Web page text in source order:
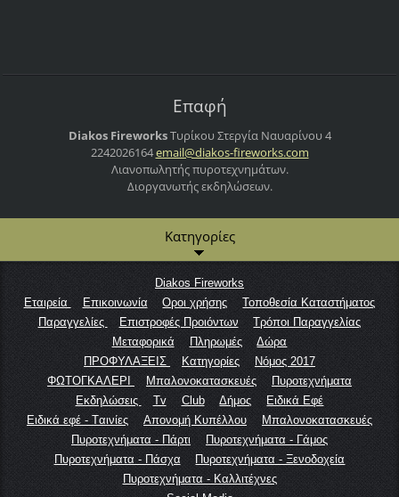
Επαφή
Diakos FireworksΤυρίκου Στεργία Ναυαρίνου 4
2242026164email@diakos-fireworks.com
Λιανοπωλητής πυροτεχνημάτων.
Διοργανωτής εκδηλώσεων.
Κατηγορίες
Diakos Fireworks
Εταιρεία
Επικοινωνία Οροι χρήσης
Τοποθεσία Καταστήματος
Παραγγελίες
Επιστροφές Προιόντων
Τρόποι Παραγγελίας
Μεταφορικά
Πληρωμές
Δώρα
ΠΡΟΦΥΛΑΞΕΙΣ
Κατηγορίες
Νόμος 2017
ΦΩΤΟΓΚΑΛΕΡΙ
Μπαλονοκατασκευές
Πυροτεχνήματα
Εκδηλώσεις
Tv Club Δήμος
Ειδικά Εφέ
Ειδικά εφέ - Tαινίες
Απονομή Κυπέλλου
Μπαλονοκατασκευές
Πυροτεχνήματα - Πάρτι
Πυροτεχνήματα - Γάμος
Πυροτεχνήματα - Πάσχα
Πυροτεχνήματα - Ξενοδοχεία
Πυροτεχνήματα - Καλλιτέχνες